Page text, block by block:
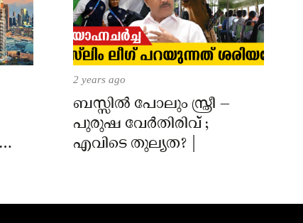
2 years ago
ബസ്സിൽ പോലും സ്ത്രീ –
പുരുഷ വേർതിരിവ് ;
എവിടെ തുല്യത? |